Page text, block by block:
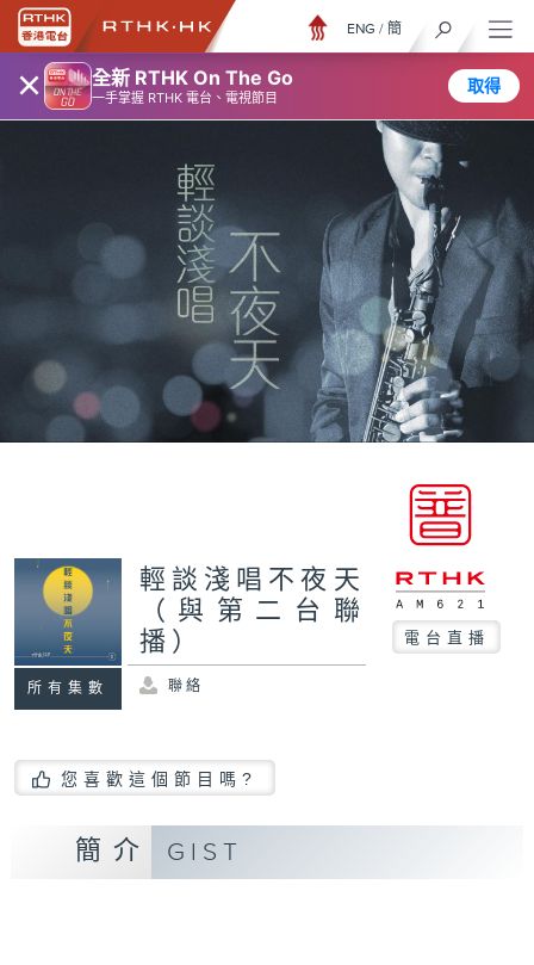
× 全新 RTHK On The Go
一手掌握 RTHK 電台、電視節目
取得
ENG / 簡
所有集數
輕談淺唱不夜天
（與第二台聯
播）
電台直播
聯絡
您喜歡這個節目嗎?
簡介 GIST